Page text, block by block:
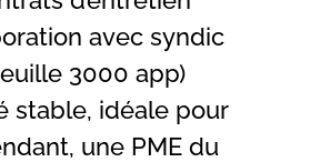
avec syndic
3000 app)
stable, idéale pour
une PME du